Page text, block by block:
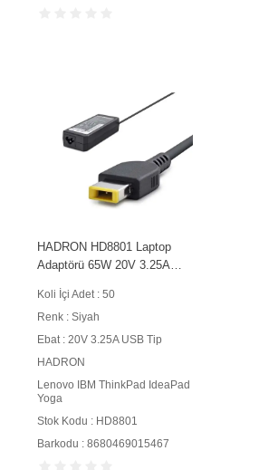
HADRON HD8801 Laptop
Adaptörü 65W 20V 3.25A
Koli İçi Adet : 50
Renk : Siyah
Ebat : 20V 3.25A USB Tip
HADRON
Lenovo IBM ThinkPad IdeaPad
Yoga
Stok Kodu : HD8801
Barkodu : 8680469015467